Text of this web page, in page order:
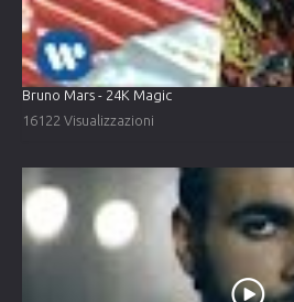
Bruno Mars - 24K Magic
16122 Visualizzazioni